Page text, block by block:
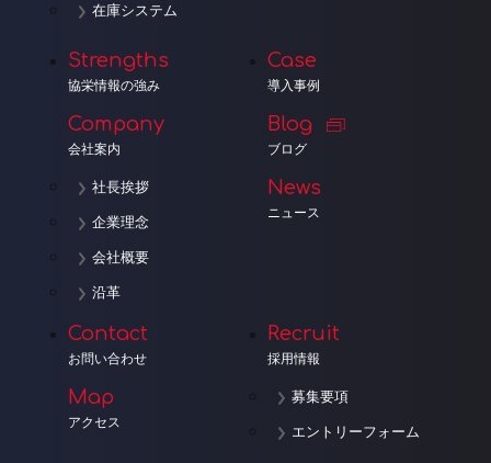
在庫システム
Strengths
協栄情報の強み
Company
会社案内
社長挨拶
企業理念
会社概要
沿革
Case
導入事例
Blog
ブログ
News
ニュース
Contact
お問い合わせ
Map
アクセス
Recruit
採用情報
募集要項
エントリーフォーム